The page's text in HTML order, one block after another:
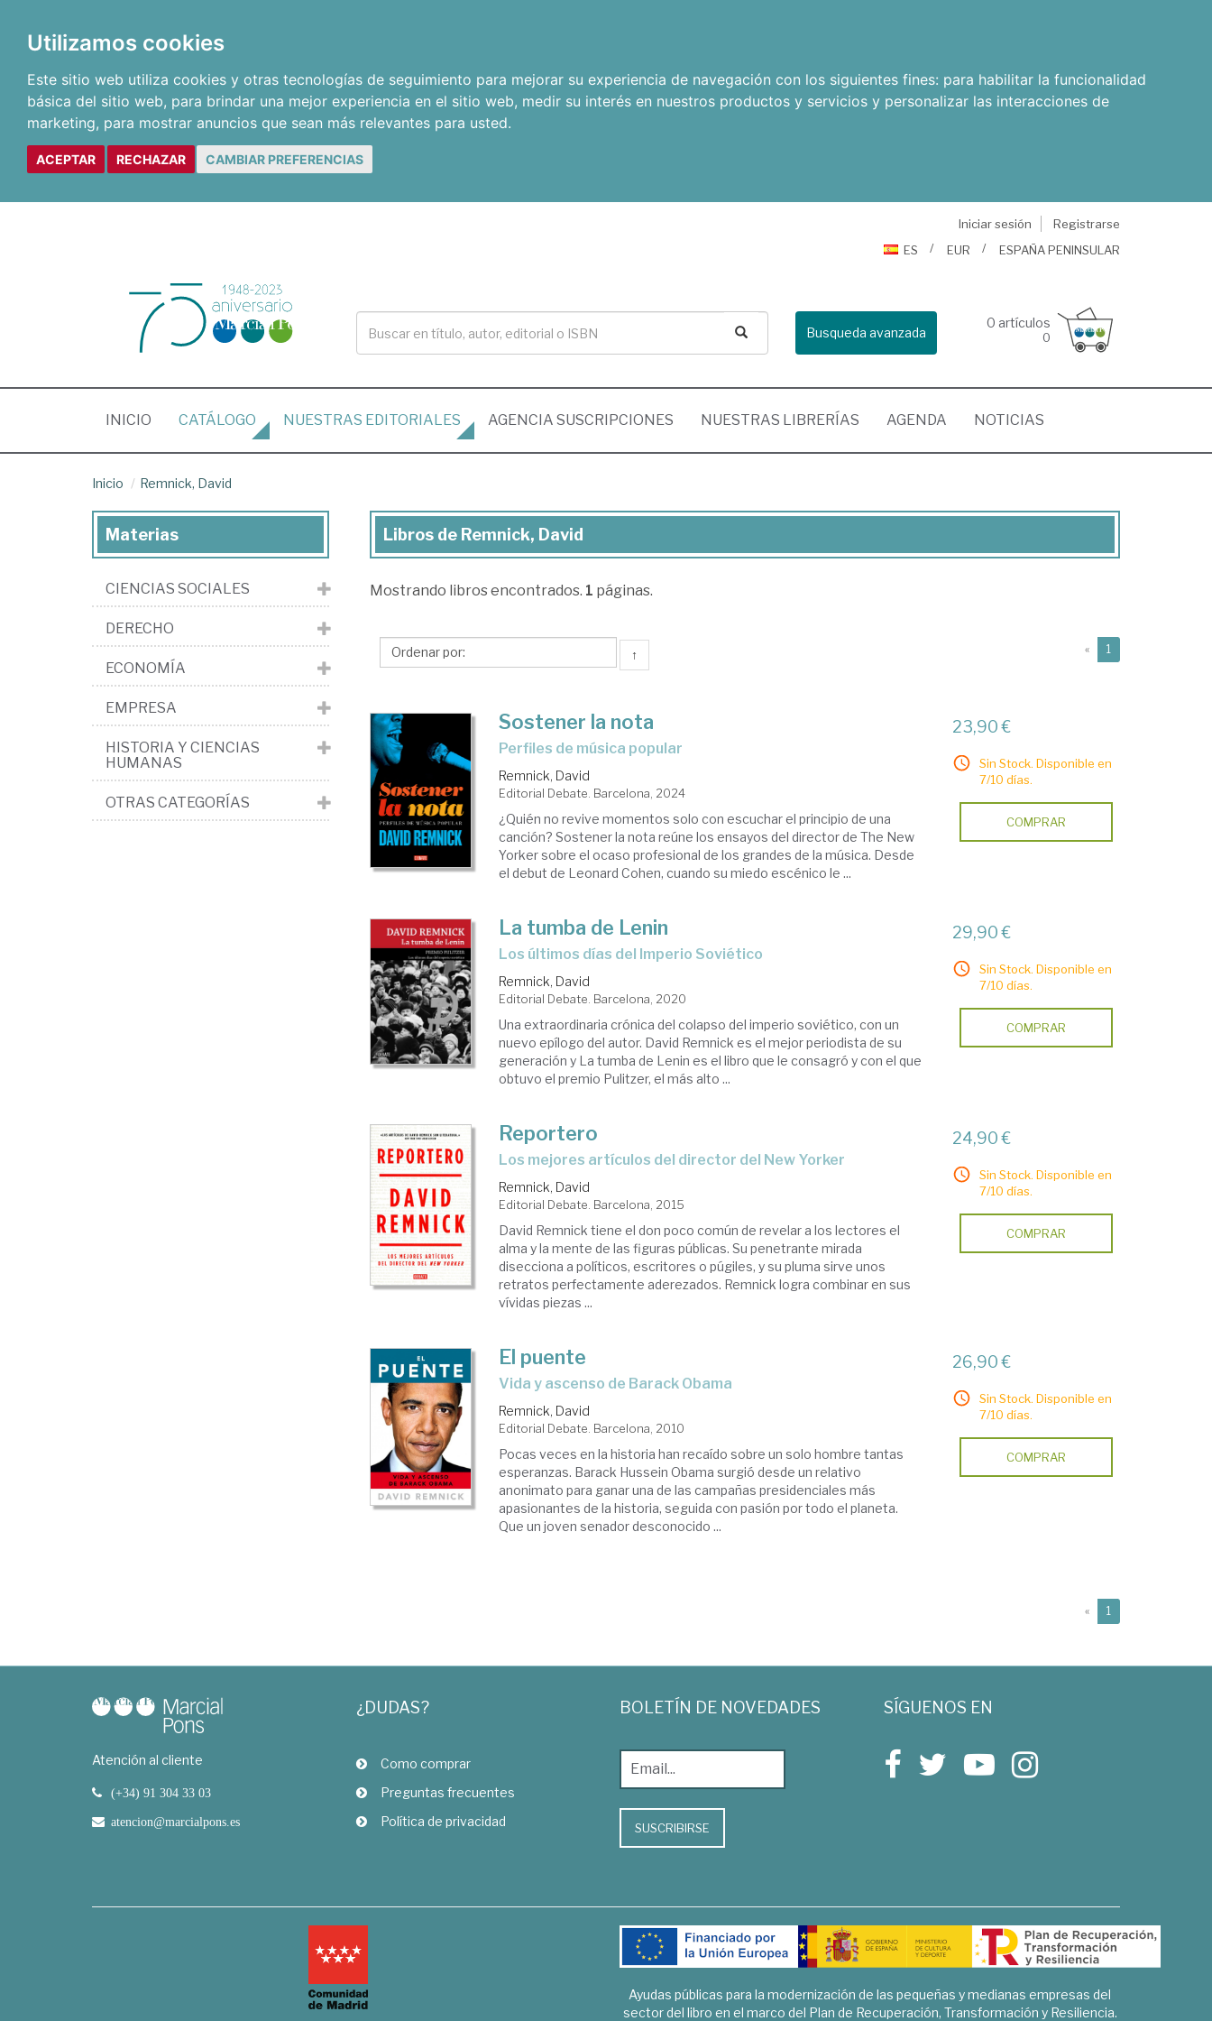
Utilizamos cookies
Este sitio web utiliza cookies y otras tecnologías de seguimiento para mejorar su experiencia de navegación con los siguientes fines: para habilitar la funcionalidad
básica del sitio web, para brindar una mejor experiencia en el sitio web, medir su interés en nuestros productos y servicios y personalizar las interacciones de
marketing, para mostrar anuncios que sean más relevantes para usted.
ACEPTAR RECHAZAR CAMBIAR PREFERENCIAS
Iniciar sesión
Registrarse
ES
EUR ESPAÑA PENINSULAR
Busqueda avanzada
0 artículos
0
INICIO (CURRENT)
CATÁLOGO NUESTRAS EDITORIALES AGENCIA SUSCRIPCIONES NUESTRAS LIBRERÍAS AGENDA NOTICIAS
Inicio Remnick, David
Libros
Remnick,
Libros de Remnick, David
Mostrando libros encontrados. 1 páginas.
↑ « 1
Sostener la nota
perfiles de música popular
Remnick, David
Editorial Debate. Barcelona, 2024
¿Quién no revive momentos solo con escuchar el principio de una
canción? Sostener la nota reúne los ensayos del director de The New
Yorker sobre el ocaso profesional de los grandes de la música. Desde
el debut de Leonard Cohen, cuando su miedo escénico le ...
23,90 €
Sin Stock. Disponible en
7/10 días.
COMPRAR
La tumba de Lenin
los últimos días del Imperio Soviético
Remnick, David
Editorial Debate. Barcelona, 2020
Una extraordinaria crónica del colapso del imperio soviético, con un
nuevo epílogo del autor. David Remnick es el mejor periodista de su
generación y La tumba de Lenin es el libro que le consagró y con el que
obtuvo el premio Pulitzer, el más alto ...
29,90 €
Sin Stock. Disponible en
7/10 días.
COMPRAR
Reportero
los mejores artículos del director del New Yorker
Remnick, David
Editorial Debate. Barcelona, 2015
David Remnick tiene el don poco común de revelar a los lectores el
alma y la mente de las figuras públicas. Su penetrante mirada
disecciona a políticos, escritores o púgiles, y su pluma sirve unos
retratos perfectamente aderezados. Remnick logra combinar en sus
vívidas piezas ...
24,90 €
Sin Stock. Disponible en
7/10 días.
COMPRAR
El puente
vida y ascenso de Barack Obama
Remnick, David
Editorial Debate. Barcelona, 2010
Pocas veces en la historia han recaído sobre un solo hombre tantas
esperanzas. Barack Hussein Obama surgió desde un relativo
anonimato para ganar una de las campañas presidenciales más
apasionantes de la historia, seguida con pasión por todo el planeta.
Que un joven senador desconocido ...
26,90 €
Sin Stock. Disponible en
7/10 días.
COMPRAR
« 1
Materias
CIENCIAS SOCIALES
DERECHO
ECONOMÍA
EMPRESA
HISTORIA Y CIENCIAS
HUMANAS
OTRAS CATEGORÍAS
Atención al cliente
(+34) 91 304 33 03
atencion@marcialpons.es
¿DUDAS?
Como comprar
Preguntas frecuentes
Política de privacidad
BOLETÍN DE NOVEDADES
SUSCRIBIRSE
SÍGUENOS EN
Ayudas públicas para la modernización de las pequeñas y medianas empresas del
sector del libro en el marco del Plan de Recuperación, Transformación y Resiliencia.